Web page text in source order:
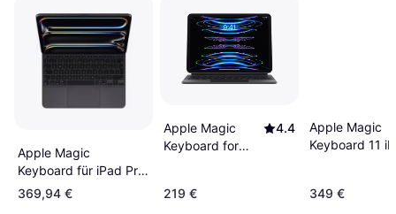
Apple Magic
Keyboard für iPad Pro
13 in M4
369,94 €
Apple Magic
Keyboard for
4.4
219 €
Apple Magic
Keyboard 11
349 €